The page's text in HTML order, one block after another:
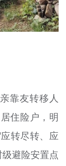
靠友转移人
住险户 ，明
转尽转、应
避险安置点